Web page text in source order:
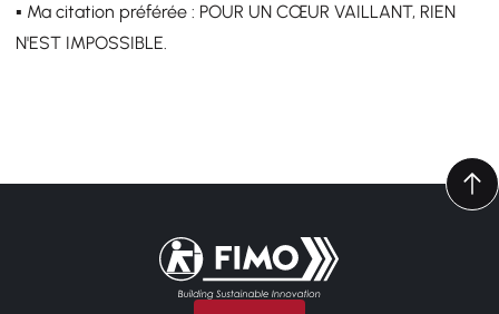
▪️ Ma citation préférée : POUR UN CŒUR VAILLANT, RIEN
N'EST IMPOSSIBLE.
Retour à l'accueil